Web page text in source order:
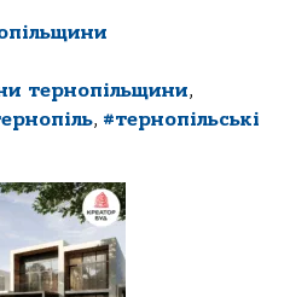
тернопільщини,
, #тернопільські